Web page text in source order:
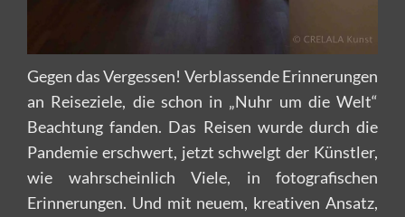
Gegen das Vergessen! Verblassende Erinnerungen
an Reiseziele, die schon in „Nuhr um die Welt“
Beachtung fanden. Das Reisen wurde durch die
Pandemie erschwert, jetzt schwelgt der Künstler,
wie wahrscheinlich Viele, in fotografischen
Erinnerungen. Und mit neuem, kreativen Ansatz,